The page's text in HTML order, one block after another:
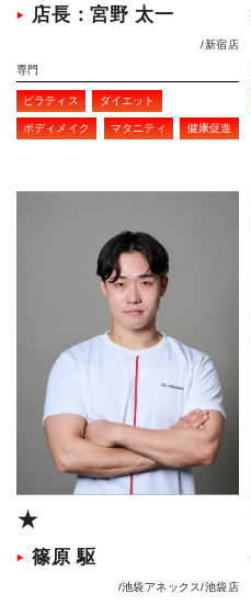
店長：宮野 太一
新宿店
専門
ピラティス ダイエット
ボディメイク マタニティ 健康促進
★
篠原 駆
池袋アネックス 池袋店